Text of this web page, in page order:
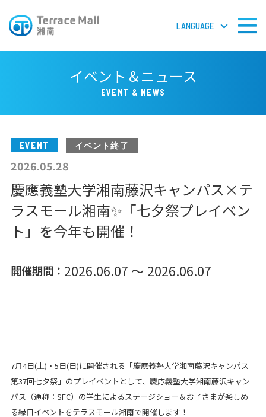
LANGUAGE
ショップガイド
ショップニュース
イベント＆ニュース
アクセス・駐車場
スタッフ募集
イベント＆ニュース
EVENT & NEWS
EVENT イベント終了
2026.05.28
慶應義塾大学湘南藤沢キャンパス×テ
ラスモール湘南✨「七夕祭プレイベン
ト」を今年も開催！
開催期間： 2026.06.07 ～ 2026.06.07
7月4日(土)・5日(日)に開催される「慶應義塾大学湘南藤沢キャンパス
第37回七夕祭」のプレイベントとして、慶応義塾大学湘南藤沢キャン
パス（通称：SFC）の学生によるステージショー＆お子さまが楽しめ
る縁日イベントをテラスモール湘南で開催します！